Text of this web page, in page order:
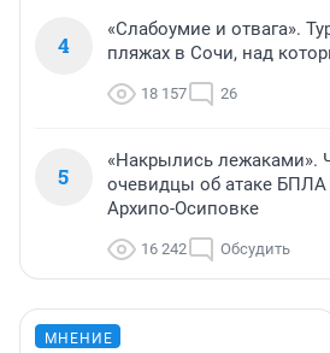
4
«Слабоумие и отвага».
пляжах в Сочи, над
18 157 26
5
«Накрылись лежаками».
очевидцы об атаке
Архипо-Осиповке
16 242 Обсудить
МНЕНИЕ